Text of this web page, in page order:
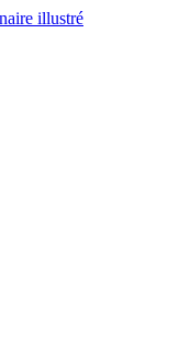
illustré